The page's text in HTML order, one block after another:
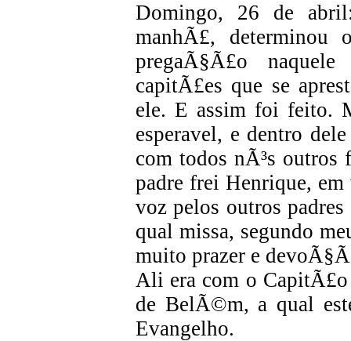
Domingo, 26 de
manhÃ£,
pregaÃ§Ã£o
capitÃ£es que se
ele. E assim foi feito.
esperavel, e dentro
com todos nÃ³s
padre frei Henrique,
voz pelos outros
qual missa, segundo
muito prazer e
Ali era com o CapitÃ£o
de BelÃ©m, a qual
Evangelho.